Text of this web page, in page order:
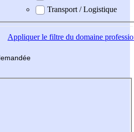
Transport / Logistique
Appliquerle filtre du domaine